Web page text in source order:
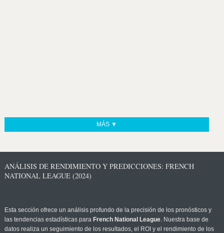
MÁS ▼
ANÁLISIS DE RENDIMIENTO Y PREDICCIONES: FRENCH
NATIONAL LEAGUE (2024)
Esta sección ofrece un análisis profundo de la precisión de los pronósticos y
las tendencias estadísticas para French National League. Nuestra base de
datos realiza un seguimiento de los resultados, el ROI y el rendimiento de los